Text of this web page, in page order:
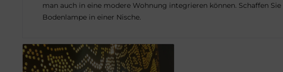
man auch in eine modere Wohnung integrieren können. Schaffen
Bodenlampe in einer Nische.